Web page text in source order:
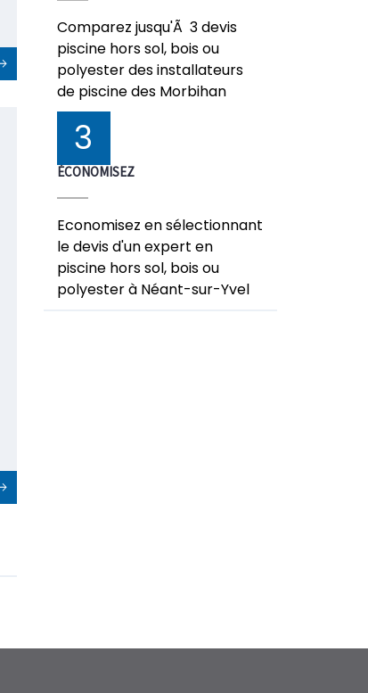
Comparez jusqu'Ã 3 devis
piscine hors sol, bois ou
polyester des installateurs
de piscine des Morbihan
3
ÉCONOMISEZ
Economisez en sélectionnant
le devis d'un expert en
piscine hors sol, bois ou
polyester à Néant-sur-Yvel